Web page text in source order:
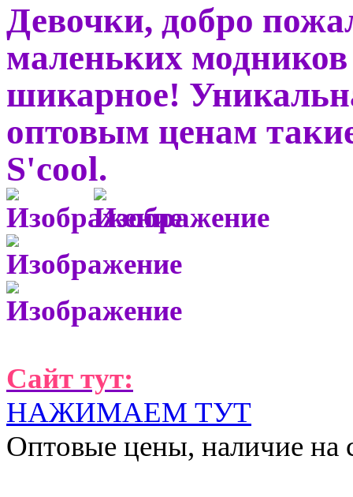
Девочки, добро
маленьких
шикарное!
оптовым ценам
S'cool.
Сайт тут:
НАЖИМАЕМ ТУТ
Оптовые цены, наличие на